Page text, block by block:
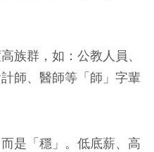
族群，如：公教人員、
師、醫師等「師」字輩
是「穩」。低底薪、高